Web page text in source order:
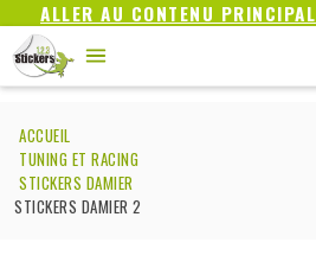
ALLER AU CONTENU PRINCIPAL
ACCUEIL
TUNING ET RACING
STICKERS DAMIER
STICKERS DAMIER 2